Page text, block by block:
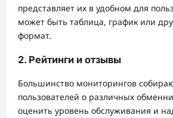
представляет их в удобном для
может быть таблица, график или
формат.
2. Рейтинги и отзывы
Большинство мониторингов
пользователей о различных
оценить уровень обслуживания и